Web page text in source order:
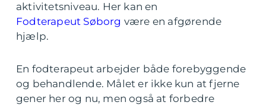
aktivitetsniveau. Her kan en
Fodterapeut Søborg være en afgørende
hjælp.
En fodterapeut arbejder både forebyggende
og behandlende. Målet er ikke kun at fjerne
gener her og nu, men også at forbedre